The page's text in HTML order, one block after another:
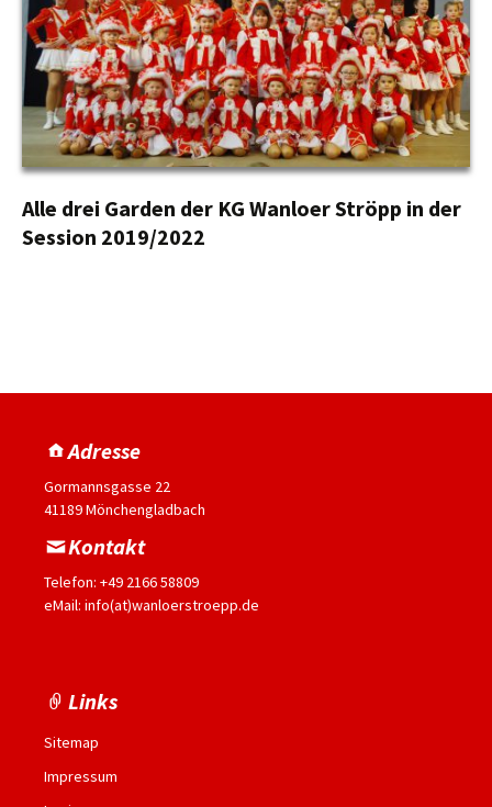
Alle drei Garden der KG Wanloer Ströpp in der
Session 2019/2022
Adresse
Gormannsgasse 22
41189 Mönchengladbach
Kontakt
Telefon: +49 2166 58809
eMail: info(at)wanloerstroepp.de
Links
Sitemap
Impressum